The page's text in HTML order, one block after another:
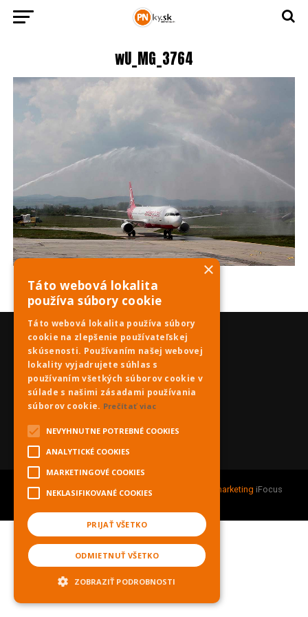
wU_MG_3764
Copyright © 2021 PNky.sk |Webdesign Online marketing iFocus
×
Táto webová lokalita
používa súbory cookie
Táto webová lokalita používa súbory
cookie na zlepšenie používateľskej
skúsenosti. Používaním našej webovej
lokality vyjadrujete súhlas s
používaním všetkých súborov cookie v
súlade s našimi zásadami používania
súborov cookie. Prečítať viac
NEVYHNUTNE POTREBNÉ COOKIES
ANALYTICKÉ COOKIES
MARKETINGOVÉ COOKIES
NEKLASIFIKOVANÉ COOKIES
PRIJAŤ VŠETKO
ODMIETNUŤ VŠETKO
ZOBRAZIŤ PODROBNOSTI